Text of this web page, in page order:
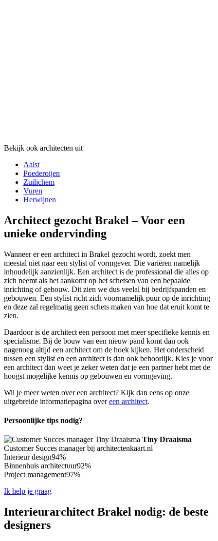
Bekijk ook architecten uit
Aalst
Poederoijen
Zuilichem
Vuren
Herwijnen
Architect gezocht Brakel – Voor een
unieke ondervinding
Wanneer er een architect in Brakel gezocht wordt, zoekt men
meestal niet naar een stylist of vormgever. Die variëren namelijk
inhoudelijk aanzienlijk. Een architect is de professional die alles op
zich neemt als het aankomt op het schetsen van een bepaalde
inrichting of gebouw. Dit zien we dus veelal bij bedrijfspanden en
gebouwen. Een stylist richt zich voornamelijk puur op de inrichting
en deze zal regelmatig geen schets maken van hoe dat eruit komt te
zien.
Daardoor is de architect een persoon met meer specifieke kennis en
specialisme. Bij de bouw van een nieuw pand komt dan ook
nagenoeg altijd een architect om de hoek kijken. Het onderscheid
tussen een stylist en een architect is dan ook behoorlijk. Kies je voor
een architect dan weet je zeker weten dat je een partner hebt met de
hoogst mogelijke kennis op gebouwen en vormgeving.
Wil je meer weten over een architect? Kijk dan eens op onze
uitgebreide informatiepagina overeen architect.
Persoonlijke tips nodig?
Tiny Draaisma
Customer Succes manager bij architectenkaart.nl
Interieur design94%
Binnenhuis architectuur92%
Project management97%
Ik help je graag
Interieurarchitect Brakel nodig: de beste
designers